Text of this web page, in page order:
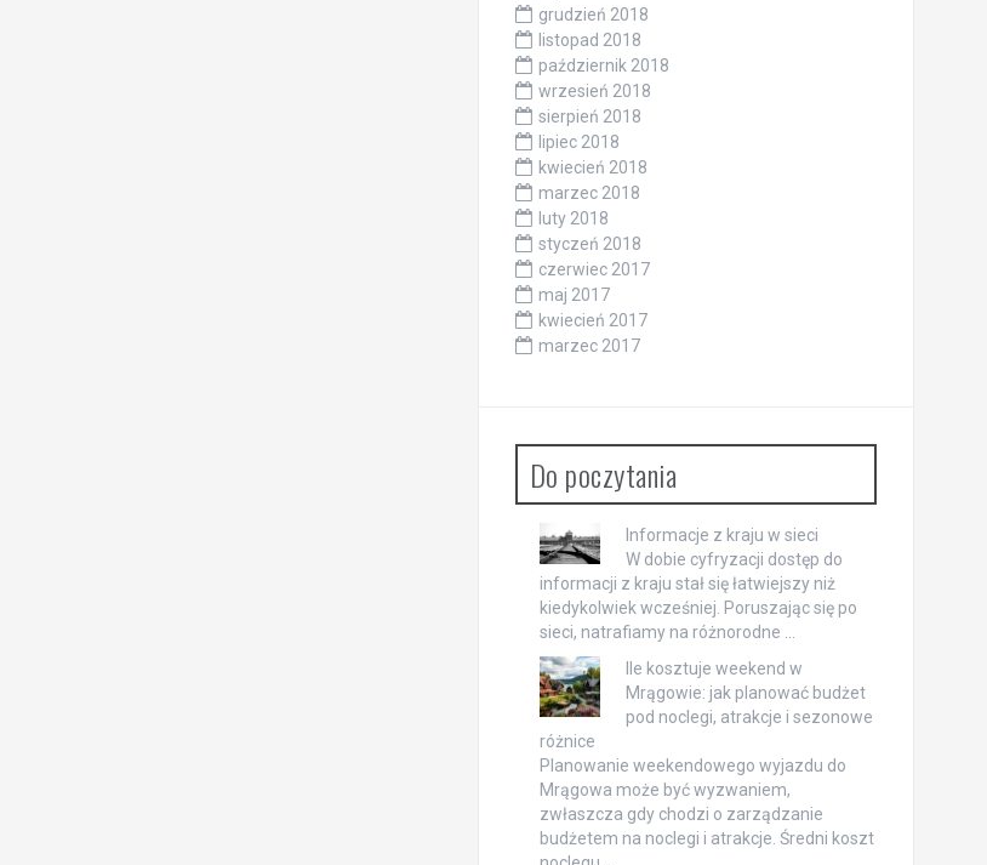
grudzień 2018
listopad 2018
październik 2018
wrzesień 2018
sierpień 2018
lipiec 2018
kwiecień 2018
marzec 2018
luty 2018
styczeń 2018
czerwiec 2017
maj 2017
kwiecień 2017
marzec 2017
Do poczytania
Informacje z kraju w sieci
W dobie cyfryzacji dostęp do
informacji z kraju stał się łatwiejszy niż
kiedykolwiek wcześniej. Poruszając się po
sieci, natrafiamy na różnorodne …
Ile kosztuje weekend w
Mrągowie: jak planować budżet
pod noclegi, atrakcje i sezonowe
różnice
Planowanie weekendowego wyjazdu do
Mrągowa może być wyzwaniem,
zwłaszcza gdy chodzi o zarządzanie
budżetem na noclegi i atrakcje. Średni koszt